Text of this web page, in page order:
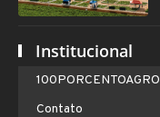
Institucional
100PORCENTOAGRO
Contato